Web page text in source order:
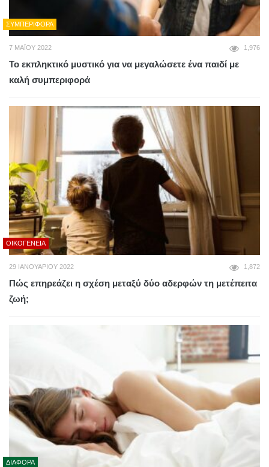
ΣΥΜΠΕΡΙΦΟΡΆ
7 ΜΑΪ́ΟΥ 2022 1,976
Το εκπληκτικό μυστικό για να μεγαλώσετε ένα παιδί με
καλή συμπεριφορά
ΟΙΚΟΓΈΝΕΙΑ
29 ΙΑΝΟΥΑΡΊΟΥ 2022 1,872
Πώς επηρεάζει η σχέση μεταξύ δύο αδερφών τη μετέπειτα
ζωή;
ΔΙΆΦΟΡΑ